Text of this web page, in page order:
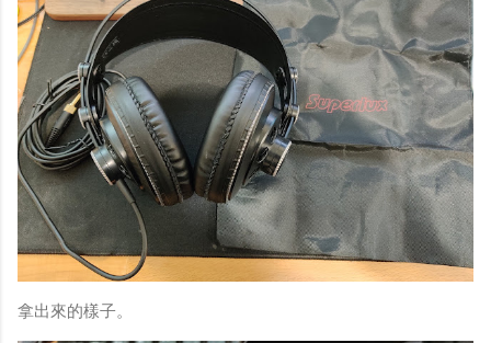
拿出來的樣子。